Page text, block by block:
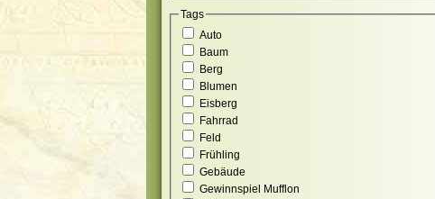
Tags
Auto
Baum
Berg
Blumen
Eisberg
Fahrrad
Feld
Frühling
Gebäude
Gewinnspiel Mufflon